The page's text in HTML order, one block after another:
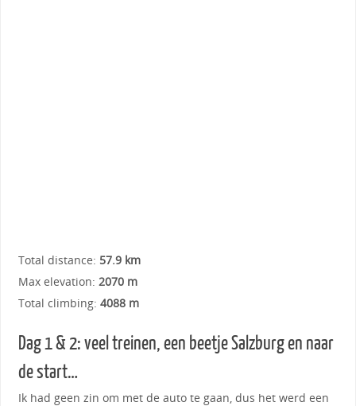
Total distance: 57.9 km
Max elevation: 2070 m
Total climbing: 4088 m
Dag 1 & 2: veel treinen, een beetje Salzburg en naar
de start…
Ik had geen zin om met de auto te gaan, dus het werd een